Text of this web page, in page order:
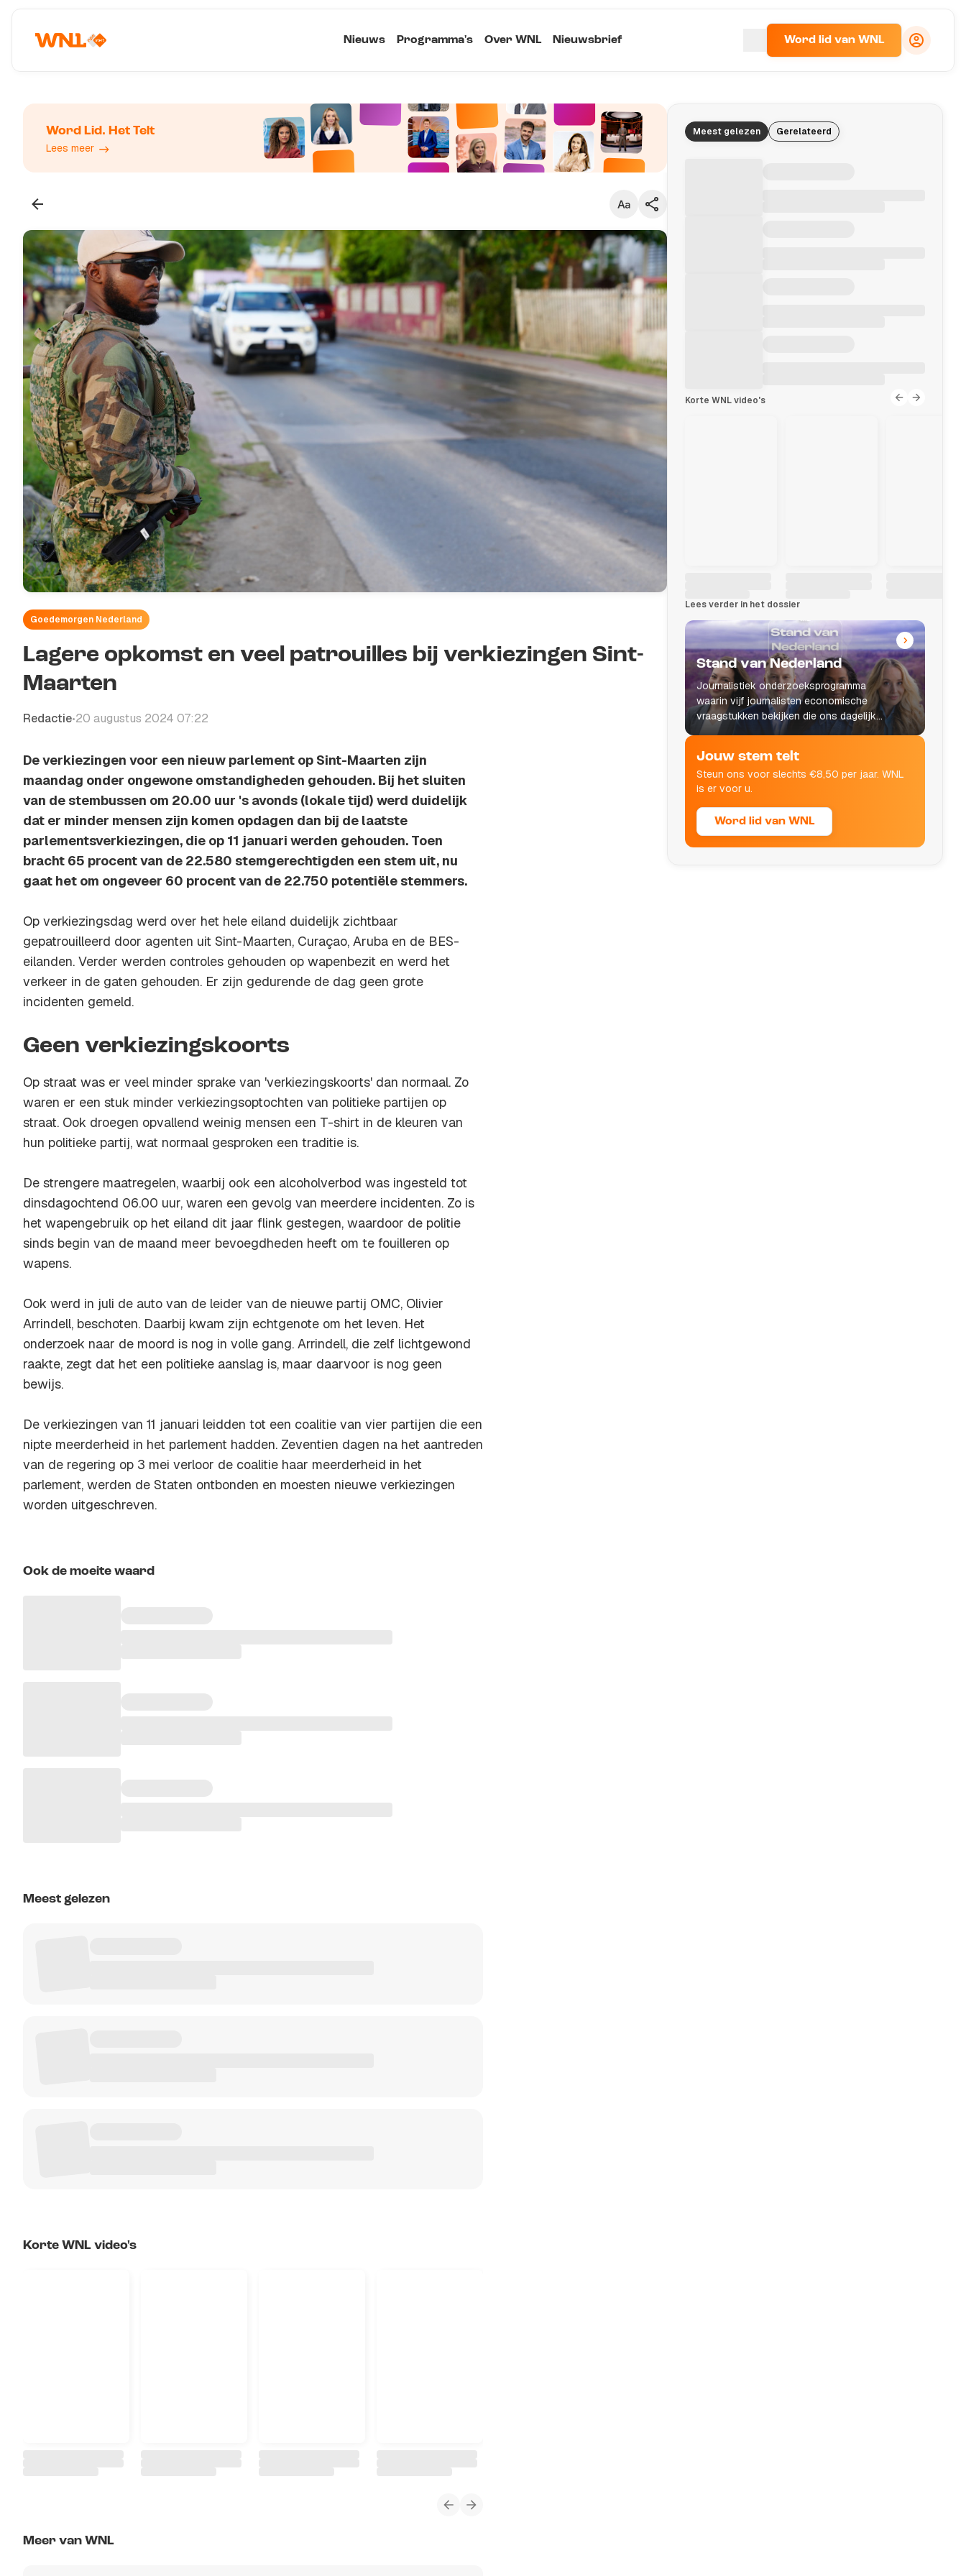
Nieuws Programma's Over WNL Nieuwsbrief Word lid van WNL
Word Lid. Het Telt
Lees meer
Klein
Standaard
Groot
Kopieer link
Goedemorgen Nederland
Lagere opkomst en veel patrouilles bij verkiezingen Sint-
Maarten
Redactie•20 augustus 2024 07:22
De verkiezingen voor een nieuw parlement op Sint-Maarten zijn
maandag onder ongewone omstandigheden gehouden. Bij het sluiten
van de stembussen om 20.00 uur 's avonds (lokale tijd) werd duidelijk
dat er minder mensen zijn komen opdagen dan bij de laatste
parlementsverkiezingen, die op 11 januari werden gehouden. Toen
bracht 65 procent van de 22.580 stemgerechtigden een stem uit, nu
gaat het om ongeveer 60 procent van de 22.750 potentiële stemmers.
Op verkiezingsdag werd over het hele eiland duidelijk zichtbaar
gepatrouilleerd door agenten uit Sint-Maarten, Curaçao, Aruba en de BES-
eilanden. Verder werden controles gehouden op wapenbezit en werd het
verkeer in de gaten gehouden. Er zijn gedurende de dag geen grote
incidenten gemeld.
Geen verkiezingskoorts
Op straat was er veel minder sprake van 'verkiezingskoorts' dan normaal. Zo
waren er een stuk minder verkiezingsoptochten van politieke partijen op
straat. Ook droegen opvallend weinig mensen een T-shirt in de kleuren van
hun politieke partij, wat normaal gesproken een traditie is.
De strengere maatregelen, waarbij ook een alcoholverbod was ingesteld tot
dinsdagochtend 06.00 uur, waren een gevolg van meerdere incidenten. Zo is
het wapengebruik op het eiland dit jaar flink gestegen, waardoor de politie
sinds begin van de maand meer bevoegdheden heeft om te fouilleren op
wapens.
Ook werd in juli de auto van de leider van de nieuwe partij OMC, Olivier
Arrindell, beschoten. Daarbij kwam zijn echtgenote om het leven. Het
onderzoek naar de moord is nog in volle gang. Arrindell, die zelf lichtgewond
raakte, zegt dat het een politieke aanslag is, maar daarvoor is nog geen
bewijs.
De verkiezingen van 11 januari leidden tot een coalitie van vier partijen die een
nipte meerderheid in het parlement hadden. Zeventien dagen na het aantreden
van de regering op 3 mei verloor de coalitie haar meerderheid in het
parlement, werden de Staten ontbonden en moesten nieuwe verkiezingen
worden uitgeschreven.
Ook de moeite waard
Meest gelezen
Korte WNL video's
Meer van WNL
Meest gelezen Gerelateerd
Korte WNL video's
Lees verder in het dossier
Stand van Nederland
Journalistiek onderzoeksprogramma
waarin vijf journalisten economische
vraagstukken bekijken die ons dagelijks
leven raken.
Jouw stem telt
Steun ons voor slechts €8,50 per jaar. WNL
is er voor u.
Word lid van WNL